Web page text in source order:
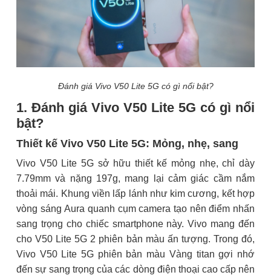
Đánh giá Vivo V50 Lite 5G có gì nổi bật?
1. Đánh giá Vivo V50 Lite 5G có gì nổi
bật?
Thiết kế Vivo V50 Lite 5G: Mỏng, nhẹ, sang
Vivo V50 Lite 5G sở hữu thiết kế mỏng nhẹ, chỉ dày
7.79mm và nặng 197g, mang lại cảm giác cầm nắm
thoải mái. Khung viền lấp lánh như kim cương, kết hợp
vòng sáng Aura quanh cụm camera tạo nên điểm nhấn
sang trọng cho chiếc smartphone này. Vivo mang đến
cho V50 Lite 5G 2 phiên bản màu ấn tượng. Trong đó,
Vivo V50 Lite 5G phiên bản màu Vàng titan gợi nhớ
đến sự sang trọng của các dòng điện thoại cao cấp nên